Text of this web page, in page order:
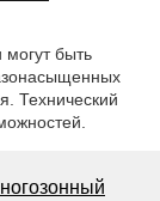
могут быть
Технический